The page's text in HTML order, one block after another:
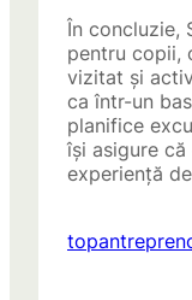
În concluzie,
pentru copii,
vizitat și
ca într-un
planifice
își asigure
experiență